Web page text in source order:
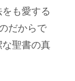
も愛する
だからで
聖書の真